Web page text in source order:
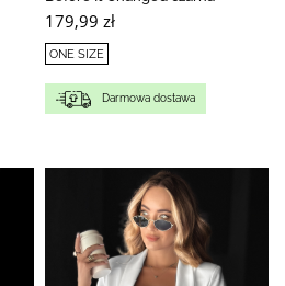
179,99 zł
ONE SIZE
Darmowa dostawa